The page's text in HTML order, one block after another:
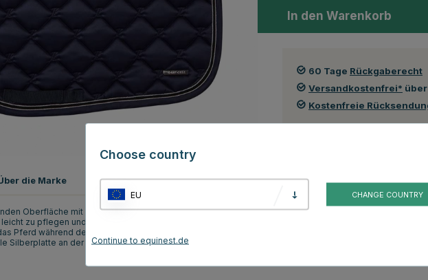
In den Warenkorb
60 Tage Rückgaberecht
Versandkostenfrei* über
Kostenfreie
Oberfläche mit Lami-Cell Logo eingenäht in das gesteppte Muster. Die Oberfläche hat
zu pflegen und über längere Zeit sauber zu halten macht. Die Innenseite ist aus einem Quick-
Pferd während der Reitstunde trocken hält. Dekorband rund um das ganze Schabrack, sowie Lami-
Silberplatte an der Seite des Schabracks für einen extra eleganten Look.
die Marke Kundenbewertungen
Choose country
EU CHANGE COUNTRY
Continue to equinest.de